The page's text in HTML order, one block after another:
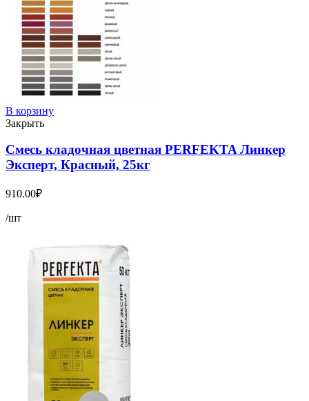
В корзину
Закрыть
Смесь кладочная цветная PERFEKTA Линкер
Эксперт, Красный, 25кг
910.00₽
/шт